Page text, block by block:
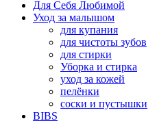
Для Себя Любимой
Уход за малышом
для купания
для чистоты зубов
для стирки
Уборка и стирка
уход за кожей
пелёнки
соски и пустышки
BIBS